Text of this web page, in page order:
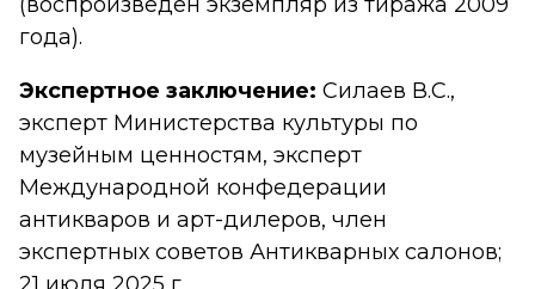
года).
Экспертное заключение: Силаев В.С.,
эксперт Министерства культуры по
музейным ценностям, эксперт
Международной конфедерации
антикваров и арт-дилеров, член
экспертных советов Антикварных салонов;